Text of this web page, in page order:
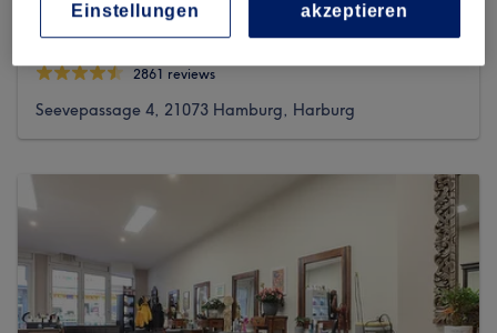
Soft Hair - Hamburg
2861 reviews
Seevepassage 4, 21073 Hamburg, Harburg
Einstellungen
akzeptieren